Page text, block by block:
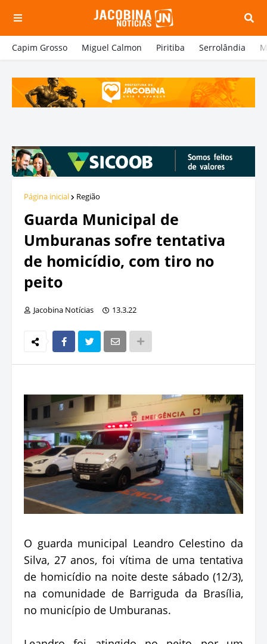
Capim Grosso Miguel Calmon Piritiba Serrolândia
Página inicial Região
Guarda Municipal de
Umburanas sofre tentativa
de homicídio, com tiro no
peito
Jacobina Notícias 13.3.22
O guarda municipal Leandro Celestino da
Silva, 27 anos, foi vítima de uma tentativa
de homicídio na noite deste sábado (12/3),
na comunidade de Barriguda da Brasília,
no município de Umburanas.